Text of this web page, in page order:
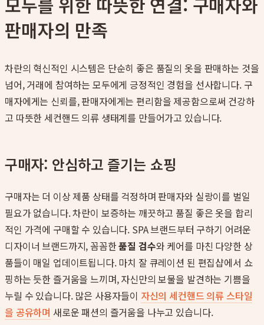
판매자의 만족
차란의 혁신적인 시스템은 단순히 좋은 품질의 옷을 판매하는 것을
넘어, 거래에 참여하는 모두에게 긍정적인 경험을 선사합니다. 구
매자에게는 신뢰를, 판매자에게는 편리함을 제공함으로써 건강하
고 따뜻한 세컨핸드 의류 생태계를 만들어가고 있습니다.
구매자: 안심하고 즐기는 쇼핑
구매자는 더 이상 제품 상태를 걱정하며 판매자와 실랑이를 벌일
필요가 없습니다. 차란이 보증하는 깨끗하고 품질 좋은 옷을 합리
적인 가격에 구매할 수 있습니다. SPA 브랜드부터 구하기 어려운
디자이너 브랜드까지, 꼼꼼한품질 검수와 케어를 마친 다양한 상
품들이 매일 업데이트됩니다. 마치 잘 큐레이션 된 편집샵에서 쇼
핑하는 듯한 즐거움을 느끼며, 자신만의 보물을 발견하는 기쁨을
누릴 수 있습니다. 많은 사용자들이 자신의 세컨핸드 의류 스타일
을 공유하며 새로운 패션의 즐거움을 나누고 있습니다.